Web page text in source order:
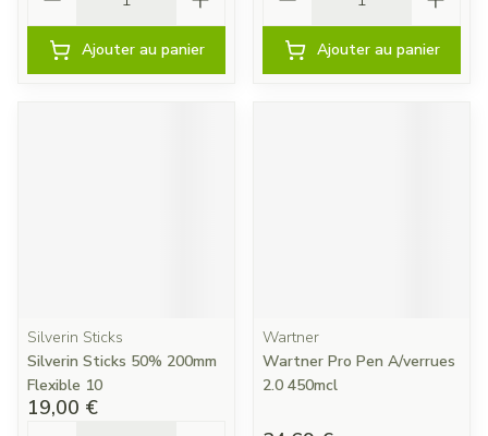
Ajouter au panier Ajouter au panier
Silverin Sticks
Silverin Sticks 50% 200mm
Flexible 10
19,00 €
Wartner
Wartner Pro Pen A/verrues
2.0 450mcl